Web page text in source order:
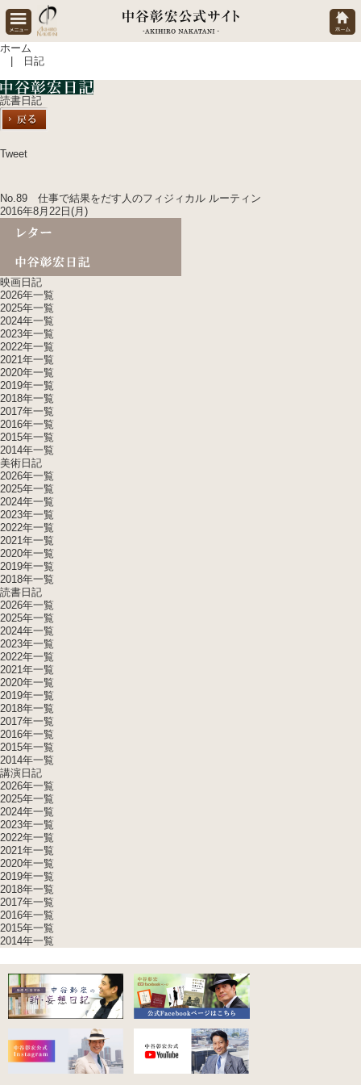
ホーム
| 日記
読書日記
Tweet
No.89 仕事で結果をだす人のフィジィカル ルーティン
2016年8月22日(月)
映画日記
2026年一覧
2025年一覧
2024年一覧
2023年一覧
2022年一覧
2021年一覧
2020年一覧
2019年一覧
2018年一覧
2017年一覧
2016年一覧
2015年一覧
2014年一覧
美術日記
2026年一覧
2025年一覧
2024年一覧
2023年一覧
2022年一覧
2021年一覧
2020年一覧
2019年一覧
2018年一覧
読書日記
2026年一覧
2025年一覧
2024年一覧
2023年一覧
2022年一覧
2021年一覧
2020年一覧
2019年一覧
2018年一覧
2017年一覧
2016年一覧
2015年一覧
2014年一覧
講演日記
2026年一覧
2025年一覧
2024年一覧
2023年一覧
2022年一覧
2021年一覧
2020年一覧
2019年一覧
2018年一覧
2017年一覧
2016年一覧
2015年一覧
2014年一覧